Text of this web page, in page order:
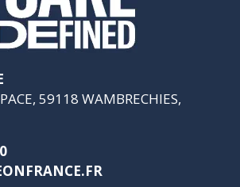
59118 WAMBRECHIES,